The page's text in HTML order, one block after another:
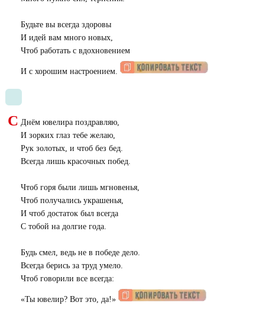
Будьте вы всегда здоровы
И идей вам много новых,
Чтоб работать с вдохновением
И с хорошим настроением.
С Днём ювелира поздравляю,
И зорких глаз тебе желаю,
Рук золотых, и чтоб без бед.
Всегда лишь красочных побед.
Чтоб горя были лишь мгновенья,
Чтоб получались украшенья,
И чтоб достаток был всегда
С тобой на долгие года.
Будь смел, ведь не в победе дело.
Всегда берись за труд умело.
Чтоб говорили все всегда:
«Ты ювелир? Вот это, да!»